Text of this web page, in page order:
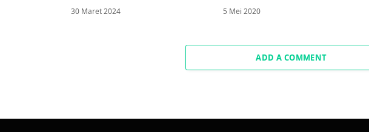
30 Maret 2024 5 Mei 2020
ADD A COMMENT